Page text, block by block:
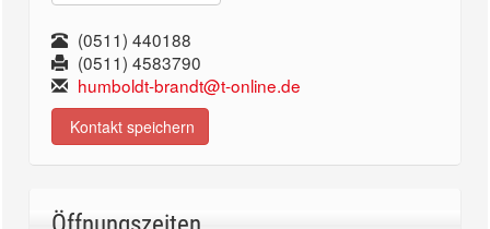
(0511) 440188
(0511) 4583790
humboldt-brandt@t-online.de
Kontakt speichern